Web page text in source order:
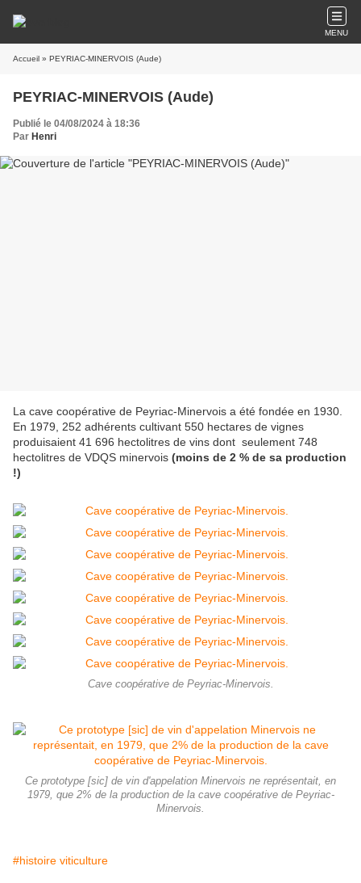
MENU
Accueil » PEYRIAC-MINERVOIS (Aude)
PEYRIAC-MINERVOIS (Aude)
Publié le 04/08/2024 à 18:36
Par Henri
La cave coopérative de Peyriac-Minervois a été fondée en 1930.
En 1979, 252 adhérents cultivant 550 hectares de vignes
produisaient 41 696 hectolitres de vins dont seulement 748
hectolitres de VDQS minervois (moins de 2 % de sa production
!)
Cave coopérative de Peyriac-Minervois.
Ce prototype [sic] de vin d'appelation Minervois ne représentait, en
1979, que 2% de la production de la cave coopérative de Peyriac-
Minervois.
#histoire viticulture